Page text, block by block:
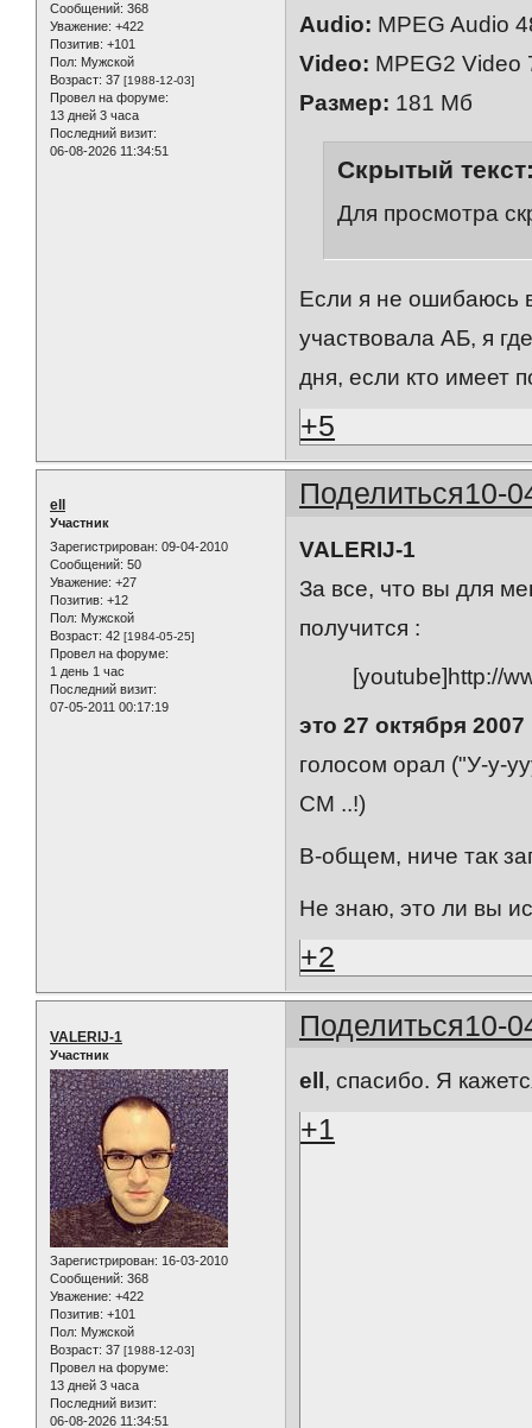
Сообщений: 368
Уважение: +422
Позитив: +101
Пол: Мужской
Возраст: 37 [1988-12-03]
Провел на форуме:
13 дней 3 часа
Последний визит:
06-08-2026 11:34:51
Audio: MPEG Audio
Video: MPEG2 Video
Размер: 181 Мб
Скрытый
Для просмотра
Если я не ошибаюсь
участвовала АБ, я
дня, если кто имеет
+5
Поделиться10-
ell
Участник
Зарегистрирован: 09-04-2010
Сообщений: 50
Уважение: +27
Позитив: +12
Пол: Мужской
Возраст: 42 [1984-05-25]
Провел на форуме:
1 день 1 час
Последний визит:
07-05-2011 00:17:19
VALERIJ-1
За все, что вы для
получится :
[youtube]http://
это 27 октября
голосом орал ("У-у-
СМ ..!)
В-общем, ниче так
Не знаю, это ли вы
+2
Поделиться10-
VALERIJ-1
Участник
Зарегистрирован: 16-03-2010
Сообщений: 368
Уважение: +422
Позитив: +101
Пол: Мужской
Возраст: 37 [1988-12-03]
Провел на форуме:
13 дней 3 часа
Последний визит:
06-08-2026 11:34:51
ell , спасибо. Я
+1